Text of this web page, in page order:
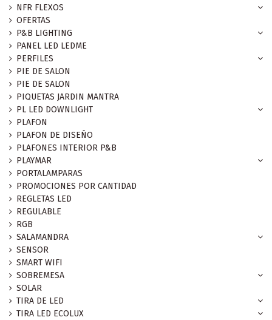
NFR FLEXOS
OFERTAS
P&B LIGHTING
PANEL LED LEDME
PERFILES
PIE DE SALON
PIE DE SALON
PIQUETAS JARDIN MANTRA
PL LED DOWNLIGHT
PLAFON
PLAFON DE DISEÑO
PLAFONES INTERIOR P&B
PLAYMAR
PORTALAMPARAS
PROMOCIONES POR CANTIDAD
REGLETAS LED
REGULABLE
RGB
SALAMANDRA
SENSOR
SMART WIFI
SOBREMESA
SOLAR
TIRA DE LED
TIRA LED ECOLUX